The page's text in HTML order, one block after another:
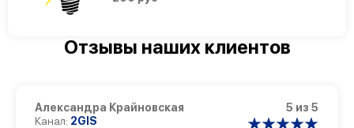
Отзывы наших клиентов
Александра Крайновская
Канал: 2GIS
5 из 5